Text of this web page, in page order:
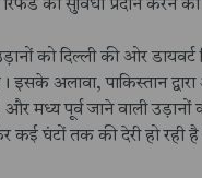
की सुविधा प्रदान करने
को दिल्ली की ओर
इसके अलावा, पाकिस्तान
मध्य पूर्व जाने वाली उड़ानों
घंटों तक की देरी हो रही